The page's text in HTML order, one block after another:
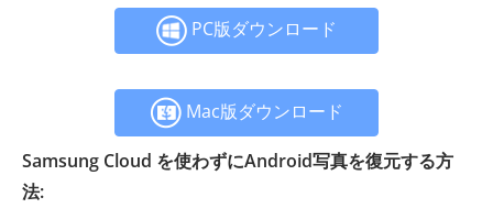
PC版ダウンロード
Mac版ダウンロード
Samsung Cloud を使わずにAndroid写真を復元する方
法: